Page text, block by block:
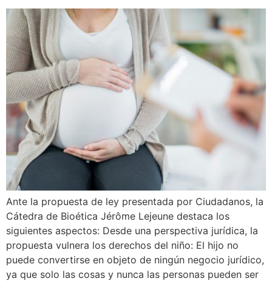
Ante la propuesta de ley presentada por Ciudadanos, la
Cátedra de Bioética Jérôme Lejeune destaca los
siguientes aspectos: Desde una perspectiva jurídica, la
propuesta vulnera los derechos del niño: El hijo no
puede convertirse en objeto de ningún negocio jurídico,
ya que solo las cosas y nunca las personas pueden ser